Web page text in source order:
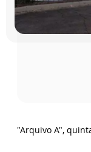
"Arquivo A",